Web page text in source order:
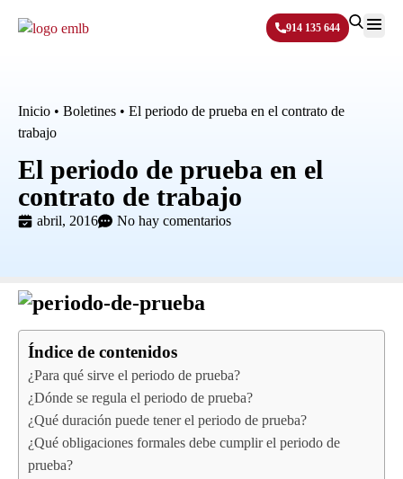
914 135 644
Inicio • Boletines • El periodo de prueba en el contrato de
trabajo
El periodo de prueba en el
contrato de trabajo
abril, 2016 No hay comentarios
Índice de contenidos
¿Para qué sirve el periodo de prueba?
¿Dónde se regula el periodo de prueba?
¿Qué duración puede tener el periodo de prueba?
¿Qué obligaciones formales debe cumplir el periodo de
prueba?